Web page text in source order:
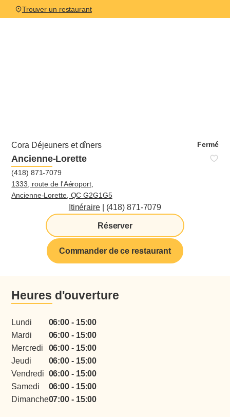
Trouver un restaurant
Cora Déjeuners et dîners Fermé
Ancienne-Lorette
(418) 871-7079
1333, route de l'Aéroport,
Ancienne-Lorette, QC G2G1G5
Itinéraire| (418) 871-7079
Réserver
Commander de ce restaurant
Heures d'ouverture
Lundi
06:00 - 15:00
Mardi
06:00 - 15:00
Mercredi
06:00 - 15:00
Jeudi
06:00 - 15:00
Vendredi 06:00 - 15:00
Samedi
06:00 - 15:00
Dimanche07:00 - 15:00